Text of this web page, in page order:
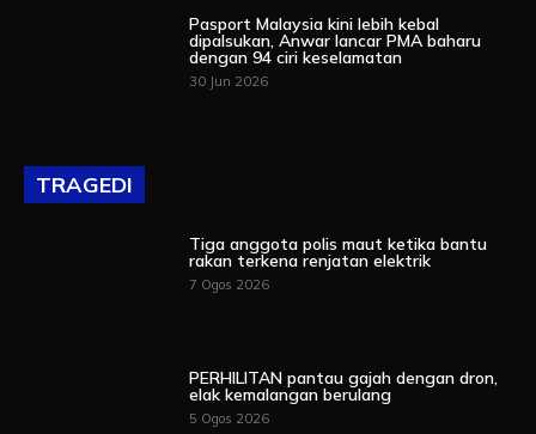
Pasport Malaysia kini lebih kebal
dipalsukan, Anwar lancar PMA baharu
dengan 94 ciri keselamatan
30 Jun 2026
TRAGEDI
Tiga anggota polis maut ketika bantu
rakan terkena renjatan elektrik
7 Ogos 2026
PERHILITAN pantau gajah dengan dron,
elak kemalangan berulang
5 Ogos 2026